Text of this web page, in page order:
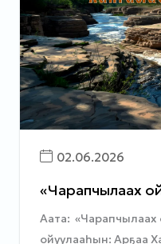
02.06.2026
«Чарапчылаах
Аата: «Чарапчылаах
ойуулааһын: Арҕаа